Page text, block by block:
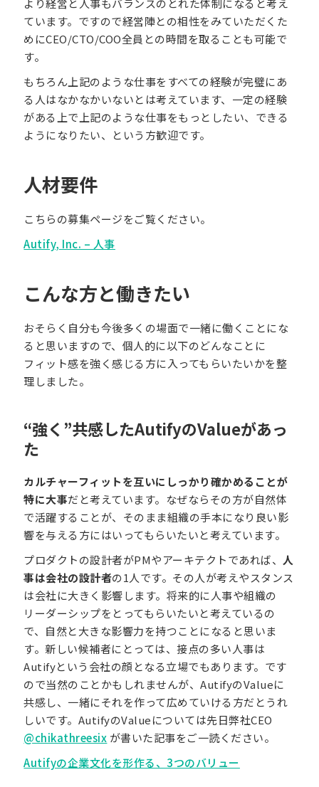
より経営と人事もバランスのとれた体制になると考え
ています。ですので経営陣との相性をみていただくた
めにCEO/CTO/COO全員との時間を取ることも可能で
す。
もちろん上記のような仕事をすべての経験が完璧にあ
る人はなかなかいないとは考えています、一定の経験
がある上で上記のような仕事をもっとしたい、できる
ようになりたい、という方歓迎です。
人材要件
こちらの募集ページをご覧ください。
Autify, Inc. – 人事
こんな方と働きたい
おそらく自分も今後多くの場面で一緒に働くことにな
ると思いますので、個人的に以下のどんなことに
フィット感を強く感じる方に入ってもらいたいかを整
理しました。
“強く”共感したAutifyのValueがあっ
た
カルチャーフィットを互いにしっかり確かめることが
特に大事だと考えています。なぜならその方が自然体
で活躍することが、そのまま組織の手本になり良い影
響を与える方にはいってもらいたいと考えています。
プロダクトの設計者がPMやアーキテクトであれば、人
事は会社の設計者の1人です。その人が考えやスタンス
は会社に大きく影響します。将来的に人事や組織の
リーダーシップをとってもらいたいと考えているの
で、自然と大きな影響力を持つことになると思いま
す。新しい候補者にとっては、接点の多い人事は
Autifyという会社の顔となる立場でもあります。です
ので当然のことかもしれませんが、AutifyのValueに
共感し、一緒にそれを作って広めていける方だとうれ
しいです。AutifyのValueについては先日弊社CEO
@chikathreesix が書いた記事をご一読ください。
Autifyの企業文化を形作る、3つのバリュー